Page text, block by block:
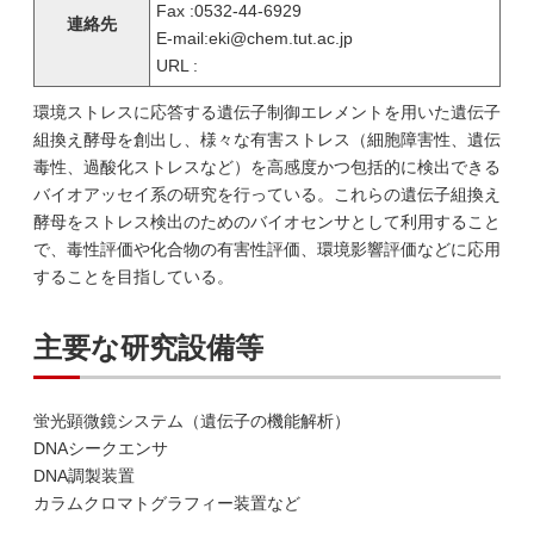
連絡先
Fax :0532-44-6929
E-mail:eki@chem.tut.ac.jp
URL :
環境ストレスに応答する遺伝子制御エレメントを用いた遺伝子
組換え酵母を創出し、様々な有害ストレス（細胞障害性、遺伝
毒性、過酸化ストレスなど）を高感度かつ包括的に検出できる
バイオアッセイ系の研究を行っている。これらの遺伝子組換え
酵母をストレス検出のためのバイオセンサとして利用すること
で、毒性評価や化合物の有害性評価、環境影響評価などに応用
することを目指している。
主要な研究設備等
蛍光顕微鏡システム（遺伝子の機能解析）
DNAシークエンサ
DNA調製装置
カラムクロマトグラフィー装置など